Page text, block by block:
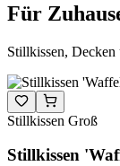
Für
Stillkissen, Decken
Stillkissen Groß
Stillkissen